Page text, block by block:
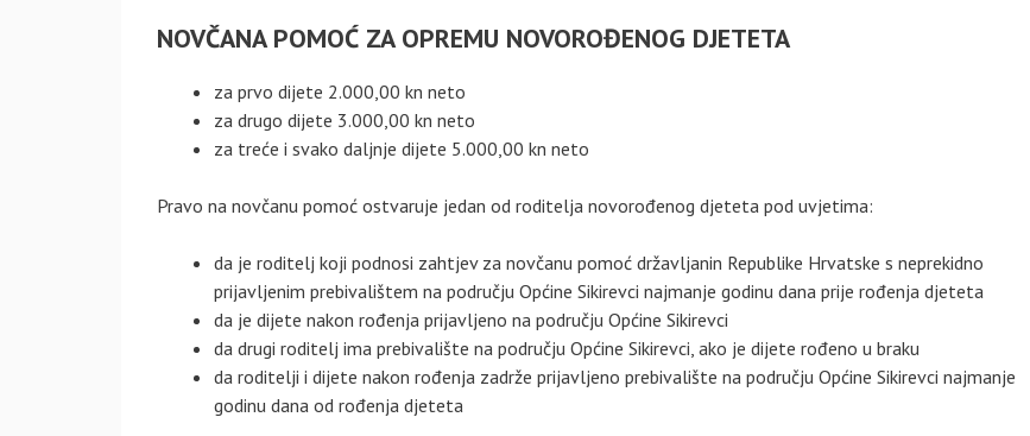
NOVČANA POMOĆ ZA OPREMU NOVOROĐENOG DJETETA
za prvo dijete 2.000,00 kn neto
za drugo dijete 3.000,00 kn neto
za treće i svako daljnje dijete 5.000,00 kn neto
Pravo na novčanu pomoć ostvaruje jedan od roditelja novorođenog djeteta pod uvjetima:
da je roditelj koji podnosi zahtjev za novčanu pomoć državljanin Republike Hrvatske s neprekidno
prijavljenim prebivalištem na području Općine Sikirevci najmanje godinu dana prije rođenja djeteta
da je dijete nakon rođenja prijavljeno na području Općine Sikirevci
da drugi roditelj ima prebivalište na području Općine Sikirevci, ako je dijete rođeno u braku
da roditelji i dijete nakon rođenja zadrže prijavljeno prebivalište na području Općine Sikirevci najmanje
godinu dana od rođenja djeteta